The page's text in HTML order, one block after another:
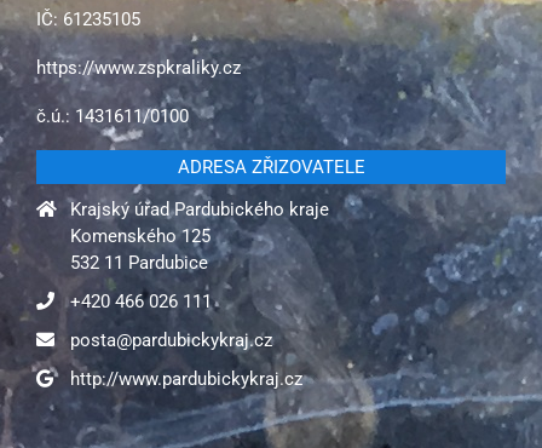
IČ: 61235105
https://www.zspkraliky.cz
č.ú.: 1431611/0100
ADRESA ZŘIZOVATELE
Krajský úřad Pardubického kraje
Komenského 125
532 11 Pardubice
+420 466 026 111
posta@pardubickykraj.cz
http://www.pardubickykraj.cz